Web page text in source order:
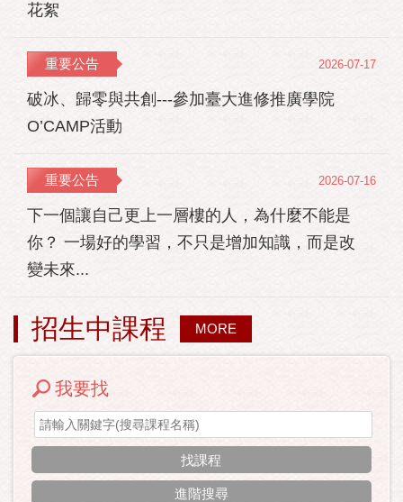
花絮
重要公告
破冰、歸零與共創---參加臺大進修推廣學院
O’CAMP活動
2026-07-17
重要公告
下一個讓自己更上一層樓的人，為什麼不能是
你？ 一場好的學習，不只是增加知識，而是改
變未來...
2026-07-16
招生中課程 MORE
我要找
進階搜尋